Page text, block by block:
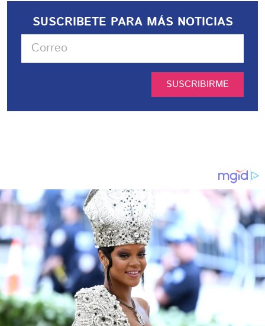
SUSCRIBETE PARA MÁS NOTICIAS
SUSCRIBIRME